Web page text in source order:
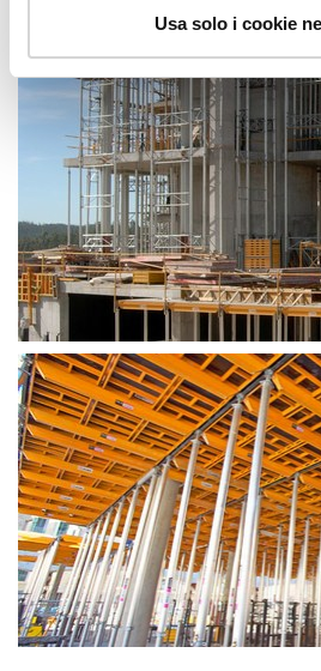
Usa solo i cookie